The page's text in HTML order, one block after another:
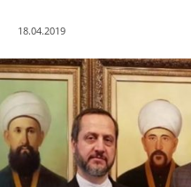
18.04.2019